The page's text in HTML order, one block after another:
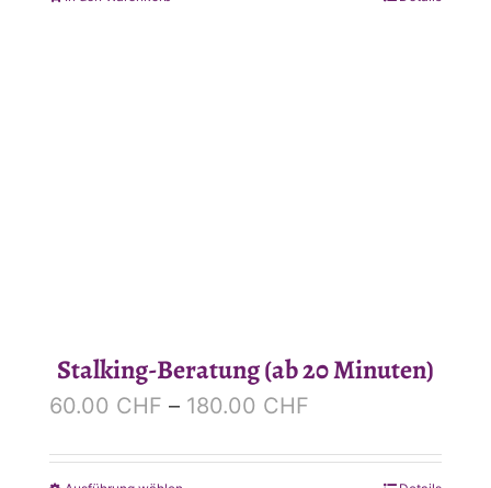
Stalking-Beratung (ab 20 Minuten)
60.00 CHF – 180.00 CHF
bis